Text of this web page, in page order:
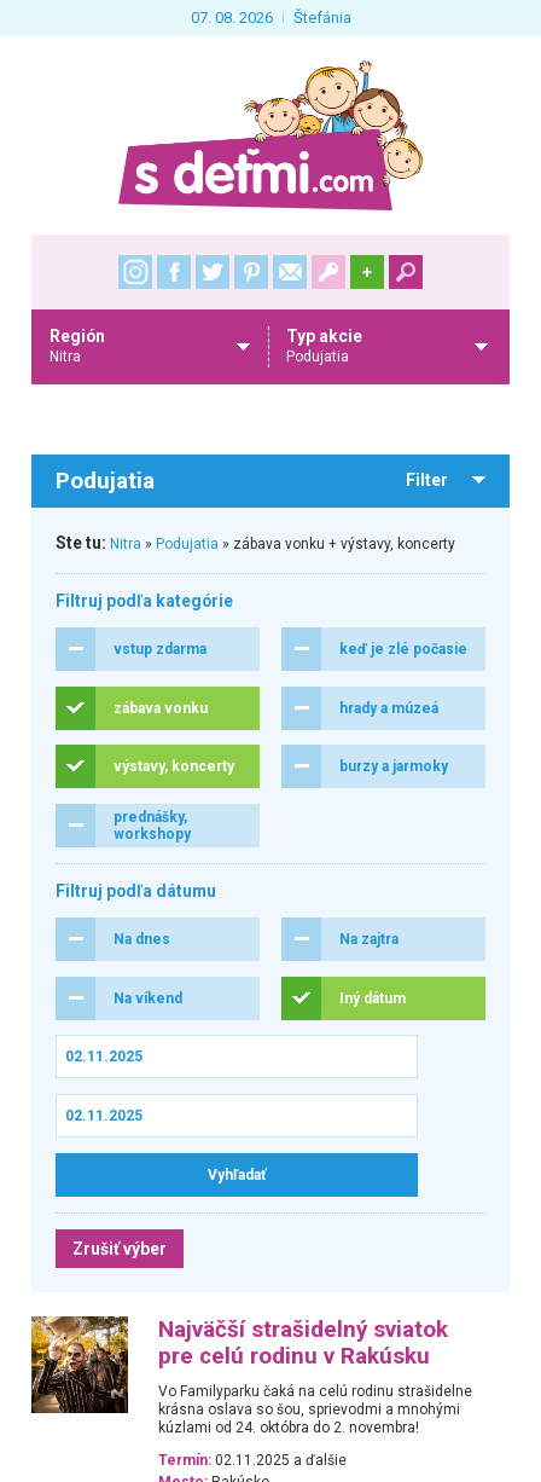
07. 08. 2026 Štefánia
+
Región
Nitra
Typ akcie
Podujatia
Podujatia Filter
Ste tu: Nitra » Podujatia » zábava vonku + výstavy, koncerty
Filtruj podľa kategórie
vstup zdarma keď je zlé počasie
zábava vonku hrady a múzeá
výstavy, koncerty burzy a jarmoky
prednášky,
workshopy
Filtruj podľa dátumu
Na dnes Na zajtra
Na víkend Iný dátum
Zrušiť výber
Najväčší strašidelný sviatok
pre celú rodinu v Rakúsku
Vo Familyparku čaká na celú rodinu strašidelne
krásna oslava so šou, sprievodmi a mnohými
kúzlami od 24. októbra do 2. novembra!
Termín: 02.11.2025 a ďalšie